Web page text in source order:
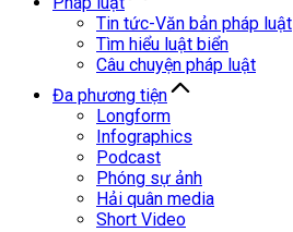
Tin tức-Văn bản pháp luật
Tìm hiểu luật biển
Câu chuyện pháp luật
Đa phương tiện
Longform
Infographics
Podcast
Phóng sự ảnh
Hải quân media
Short Video